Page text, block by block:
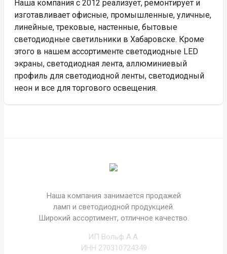
Наша компания с 2012 реализует, ремонтирует и
изготавливает офисные, промышленные, уличные,
линейные, трековые, настенные, бытовые
светодиодные светильники в Хабаровске. Кроме
этого в нашем ассортименте светодиодные LED
экраны, светодиодная лента, аллюминиевый
профиль для светодиодной ленты, светодиодный
неон и все для торгового освещения.
Наша компания занимается продажей
ламп и светодиодной продукцией.
Широкий ассортимент, отличное качество.
ИП Вольф А.А.
ИНН 270310724349